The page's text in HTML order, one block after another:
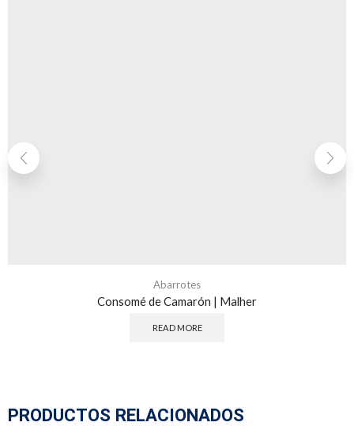
Abarrotes
Consomé de Camarón | Malher
READ MORE
PRODUCTOS RELACIONADOS